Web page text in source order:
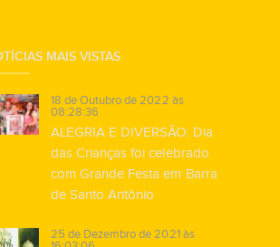
MAIS VISTAS
18 de Outubro de 2022 às
08:28:36
ALEGRIA E DIVERSÃO: Dia
das Crianças foi celebrado
com Grande Festa em Barra
de Santo Antônio
25 de Dezembro de 2021 às